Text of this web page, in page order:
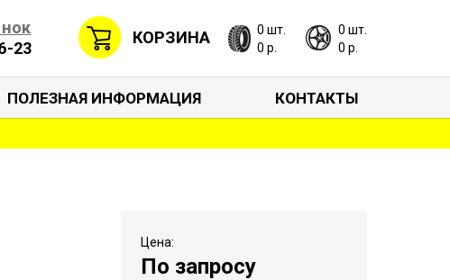
23
КОРЗИНА
0 шт.
0 р.
0 шт.
0 р.
ПОЛЕЗНАЯ ИНФОРМАЦИЯ КОНТАКТЫ
Цена:
По запросу